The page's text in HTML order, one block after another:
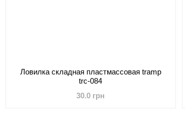
Ловилка складная пластмассовая tramp
trc-084
30.0 грн